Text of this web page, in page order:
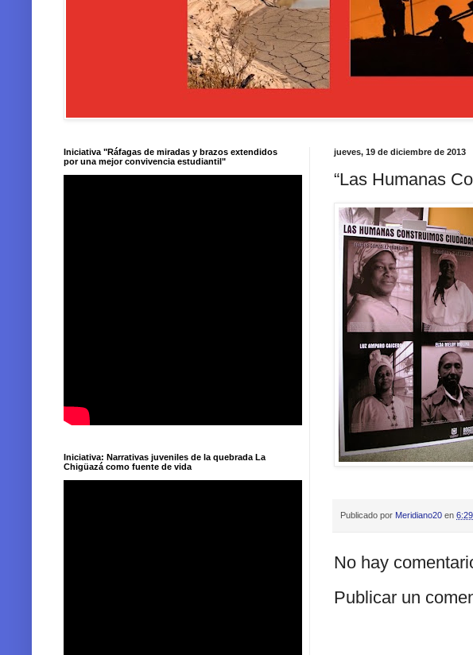
jueves, 19 de diciembre de 2013
“Las Humanas
Publicado por Meridiano20 en 6:29
No hay
Publicar un
Iniciativa "Ráfagas de miradas y brazos extendidos
por una mejor convivencia estudiantil"
Iniciativa: Narrativas juveniles de la quebrada La
Chigüazá como fuente de vida